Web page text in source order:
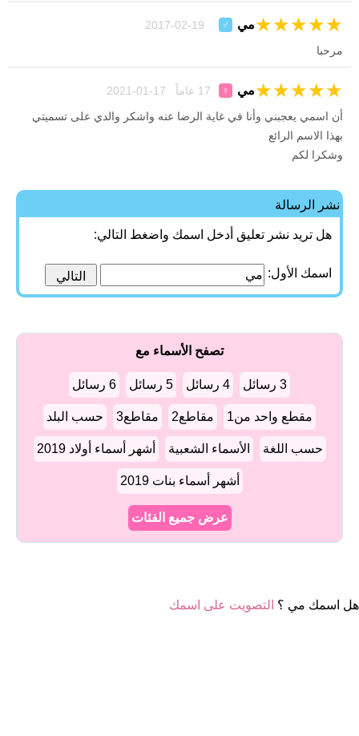
مي ♂ ★
★
★
★
★
مرحبا
مي ♀ ★
★
★
★
★
أن اسمي يعجبني وأنا في غاية الرضا عنه واشكر والدي على تسميتي
بهذا الاسم الرائع
وشكرا لكم
نشر الرسالة
هل تريد نشر تعليق أدخل اسمك واضغط التالي:
اسمك الأول:
تصفح الأسماء مع
3 رسائل 4 رسائل 5 رسائل 6 رسائل
مقطع واحد من1 مقاطع2 مقاطع3 حسب البلد
حسب اللغة الأسماء الشعبية أشهر أسماء أولاد 2019
أشهر أسماء بنات 2019
عرض جميع الفئات
هل اسمك مي ؟ التصويت على اسمك